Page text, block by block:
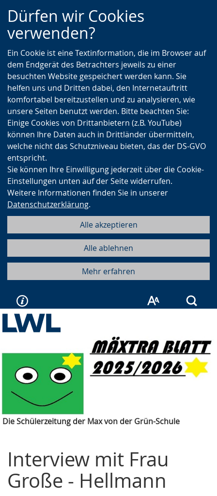
Zur
Hauptnavigation
Zur
Seitennavigation
Zum
Inhalt
Dürfen wir Cookies
verwenden?
Ein Cookie ist eine Textinformation, die im Browser auf
dem Endgerät des Betrachters jeweils zu einer
besuchten Website gespeichert werden kann. Sie
helfen uns und Dritten dabei, den Internetauftritt
komfortabel bereitzustellen und zu analysieren, wie
unsere Seiten benutzt werden. Bitte beachten Sie:
Einige Cookies von Drittanbietern (z.B. YouTube)
können Ihre Daten auch in Drittländer übermitteln,
welche nicht das Schutzniveau bieten, das der DS-GVO
entspricht.
Sie können Ihre Einwilligung jederzeit über die Cookie-
Einstellungen unten auf der Seite widerrufen.
Weitere Informationen finden Sie in unserer
Datenschutzerklärung.
Alle akzeptieren
Alle ablehnen
Mehr erfahren
Die Schülerzeitung der Max von der Grün-Schule
Interview mit Frau
Große - Hellmann